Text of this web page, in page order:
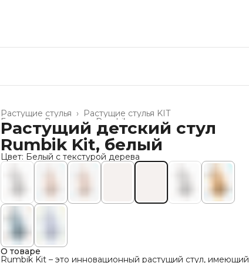
Растущие стулья KIT
Растущие стулья ›
Все товары Rumbik
Главная
Растущий детский стул
Rumbik Kit, белый
Цвет: Белый с текстурой дерева
О товаре
Rumbik Kit – это инновационный растущий стул, имеющий